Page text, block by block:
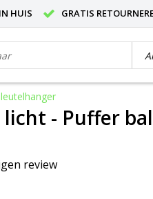
HUIS GRATIS
- Puffer
review